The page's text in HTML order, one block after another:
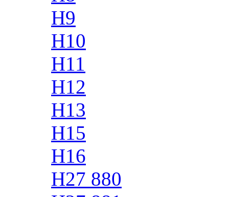
H9
H10
H11
H12
H13
H15
H16
H27 880